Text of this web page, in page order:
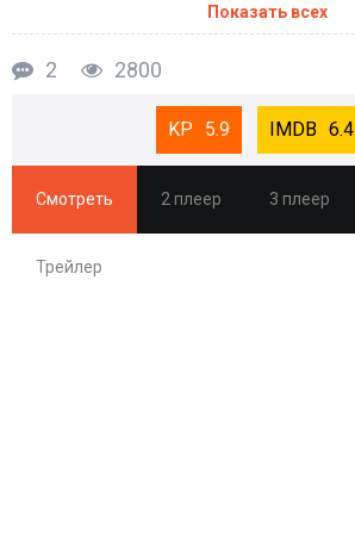
Показать всех
2 2800
5.9 6.4
Смотреть 2 плеер 3 плеер
Трейлер